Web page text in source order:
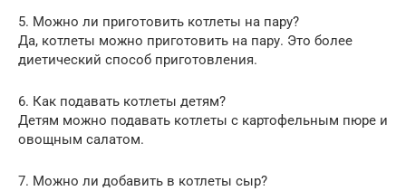
5. Можно ли приготовить котлеты на пару?
Да, котлеты можно приготовить на пару. Это более
диетический способ приготовления.
6. Как подавать котлеты детям?
Детям можно подавать котлеты с картофельным пюре и
овощным салатом.
7. Можно ли добавить в котлеты сыр?